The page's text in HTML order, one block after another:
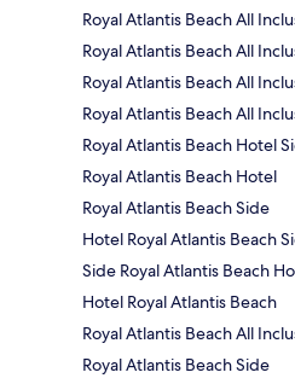
Royal Atlantis Beach All
Royal Atlantis Beach All
Royal Atlantis Beach All
Royal Atlantis Beach All
Royal Atlantis Beach Hotel
Royal Atlantis Beach Hotel
Royal Atlantis Beach Side
Hotel Royal Atlantis Beach
Side Royal Atlantis Beach
Hotel Royal Atlantis Beach
Royal Atlantis Beach All
Royal Atlantis Beach Side